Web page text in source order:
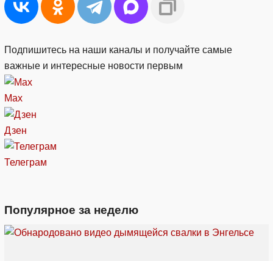
Подпишитесь на наши каналы и получайте самые
важные и интересные новости первым
Max
Дзен
Телеграм
Популярное за неделю